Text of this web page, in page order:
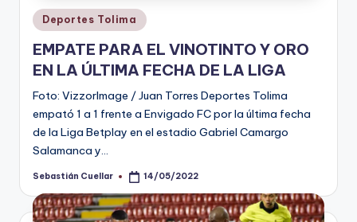
Publicado
en
Deportes Tolima
EMPATE PARA EL VINOTINTO Y ORO
EN LA ÚLTIMA FECHA DE LA LIGA
Foto: VizzorImage / Juan Torres Deportes Tolima
empató 1 a 1 frente a Envigado FC por la última fecha
de la Liga Betplay en el estadio Gabriel Camargo
Salamanca y…
Publicado
Sebastián Cuellar 14/05/2022